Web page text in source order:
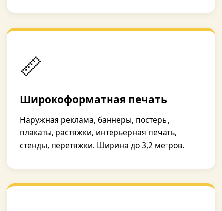
📏
Широкоформатная печать
Наружная реклама, баннеры, постеры,
плакаты, растяжки, интерьерная печать,
стенды, перетяжки. Ширина до 3,2 метров.